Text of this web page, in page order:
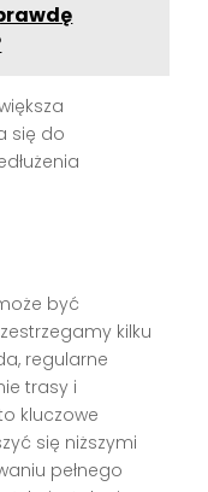
się do
być
kilku
regularne
trasy i
kluczowe
się niższymi
pełnego